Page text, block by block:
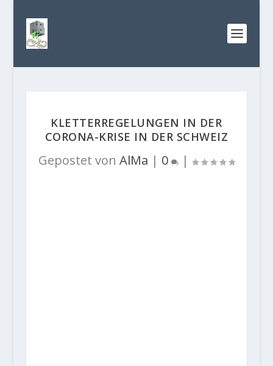
KLETTERREGELUNGEN IN DER
CORONA-KRISE IN DER SCHWEIZ
Gepostet von AlMa | 0 |